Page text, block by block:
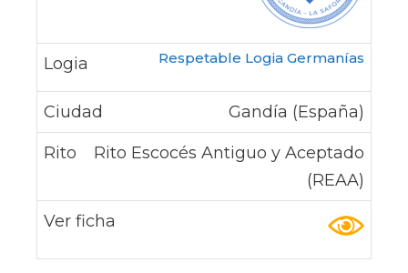
Respetable Logia Germanías
Gandía (España)
Rito Escocés Antiguo y Aceptado
(REAA)